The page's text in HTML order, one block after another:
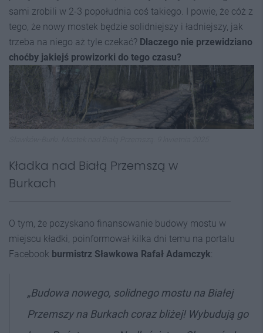
sami zrobili w 2-3 popołudnia coś takiego. I powie, że cóż z
tego, że nowy mostek będzie solidniejszy i ładniejszy, jak
trzeba na niego aż tyle czekać? Dlaczego nie przewidziano
choćby jakiejś prowizorki do tego czasu?
Kładka nad Białą Przemszą w
Burkach
O tym, że pozyskano finansowanie budowy mostu w
miejscu kładki, poinformował kilka dni temu na portalu
Facebook burmistrz Sławkowa Rafał Adamczyk:
„Budowa nowego, solidnego mostu na Białej
Przemszy na Burkach coraz bliżej! Wybudują go